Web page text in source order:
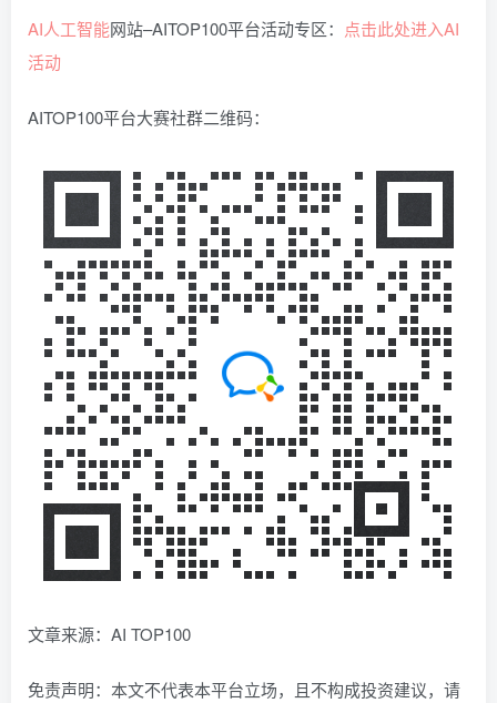
AI人工智能网站–AITOP100平台活动专区： 点击此处进入AI
活动
AITOP100平台大赛社群二维码：
文章来源：AI TOP100
免责声明：本文不代表本平台立场，且不构成投资建议，请